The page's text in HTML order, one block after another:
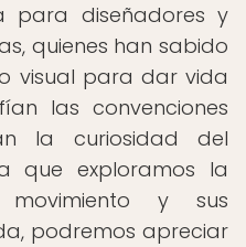
para diseñadores y
quienes han sabido
visual para dar vida
las convenciones
la curiosidad del
que exploramos la
y sus
podremos apreciar